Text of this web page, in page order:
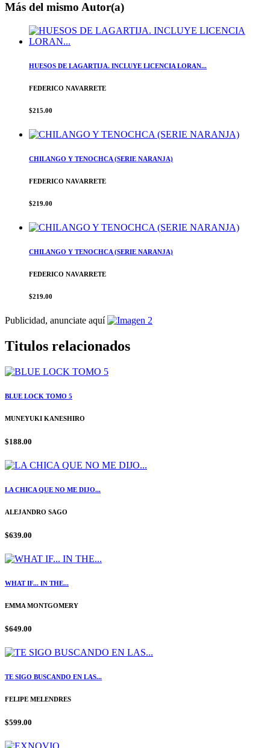
Más del mismo Autor(a)
HUESOS DE LAGARTIJA. INCLUYE LICENCIA LORAN...
FEDERICO NAVARRETE
$215.00
CHILANGO Y TENOCHCA (SERIE NARANJA)
FEDERICO NAVARRETE
$219.00
CHILANGO Y TENOCHCA (SERIE NARANJA)
FEDERICO NAVARRETE
$219.00
Publicidad, anunciate aquí
Titulos relacionados
BLUE LOCK TOMO 5
MUNEYUKI KANESHIRO
$188.00
LA CHICA QUE NO ME DIJO...
ALEJANDRO SAGO
$639.00
WHAT IF... IN THE...
EMMA MONTGOMERY
$649.00
TE SIGO BUSCANDO EN LAS...
FELIPE MELENDRES
$599.00